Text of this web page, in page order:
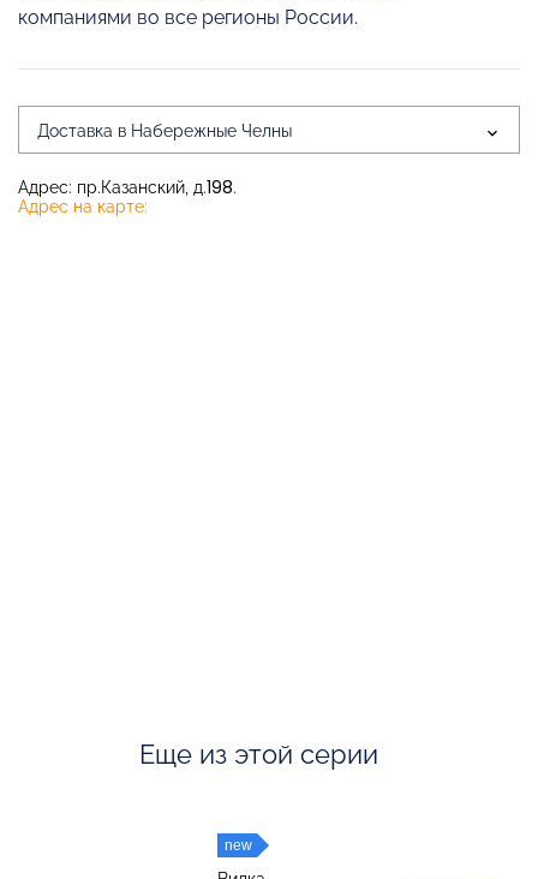
компаниями во все регионы России.
Доставка в Набережные Челны
Адрес: пр.Казанский, д.198.
Адрес на карте:
Еще из этой серии
new